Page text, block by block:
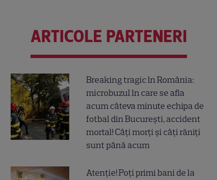
ARTICOLE PARTENERI
Breaking tragic în România:
microbuzul în care se afla
acum câteva minute echipa de
fotbal din București, accident
mortal! Câți morți și câți răniți
sunt până acum
Atenție! Poți primi bani de la